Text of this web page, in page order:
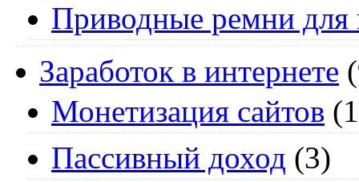
Приводные ремни для
Заработок в интернете
Монетизация сайтов
Пассивный доход (3)